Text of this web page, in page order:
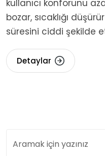
kullanıcı konforunu
bozar, sıcaklığı
süresini ciddi şekilde
Detaylar